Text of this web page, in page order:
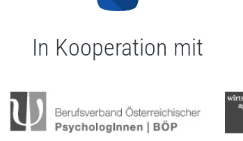
In Kooperation mit